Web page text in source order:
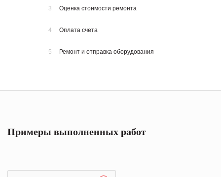
3 Оценка стоимости ремонта
4 Оплата счета
5 Ремонт и отправка оборудования
Примеры выполненных работ